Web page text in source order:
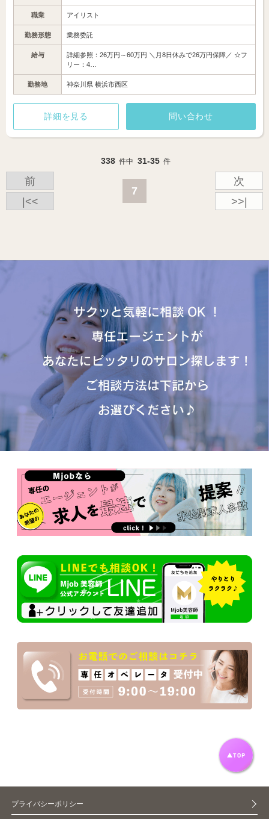
職業 アイリスト
勤務形態 業務委託
給与
詳細参照：26万円～60万円 ＼月8日休みで26万円保障／ ☆フ
リー：4…
勤務地 神奈川県 横浜市西区
詳細を見る 問い合わせ
338 件中 31-35 件
|<<
前
7
次
>>|
プライバシーポリシー